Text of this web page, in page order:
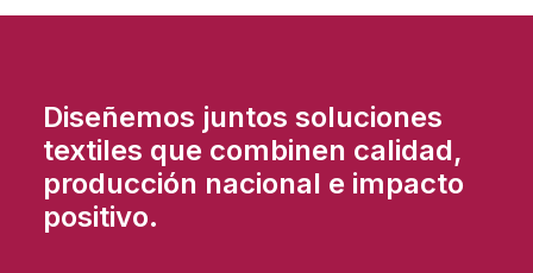
Diseñemos juntos soluciones
textiles que combinen calidad,
producción nacional e impacto
positivo.